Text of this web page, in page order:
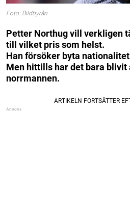
Foto: Bildbyrån
Petter Northug vill verkligen
till vilket pris som helst.
Han försöker byta
Men hittills har det bara blivit
norrmannen.